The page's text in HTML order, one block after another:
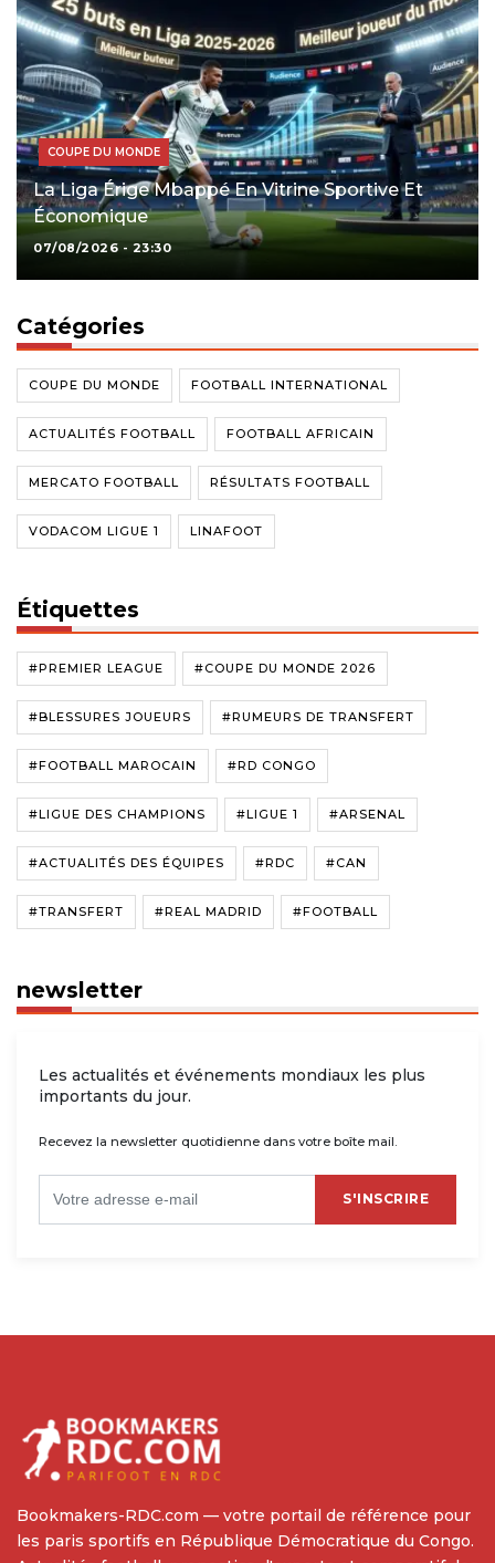
COUPE DU MONDE
La Liga Érige Mbappé En Vitrine Sportive Et
Économique
07/08/2026 - 23:30
Catégories
COUPE DU MONDE FOOTBALL INTERNATIONAL
ACTUALITÉS FOOTBALL FOOTBALL AFRICAIN
MERCATO FOOTBALL RÉSULTATS FOOTBALL
VODACOM LIGUE 1 LINAFOOT
Étiquettes
#PREMIER LEAGUE #COUPE DU MONDE 2026
#BLESSURES JOUEURS #RUMEURS DE TRANSFERT
#FOOTBALL MAROCAIN #RD CONGO
#LIGUE DES CHAMPIONS #LIGUE 1 #ARSENAL
#ACTUALITÉS DES ÉQUIPES #RDC #CAN
#TRANSFERT #REAL MADRID #FOOTBALL
newsletter
Les actualités et événements mondiaux les plus
importants du jour.
Recevez la newsletter quotidienne dans votre boîte mail.
S'INSCRIRE
Bookmakers-RDC.com — votre portail de référence pour
les paris sportifs en République Démocratique du Congo.